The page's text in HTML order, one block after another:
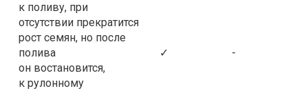
к поливу, при
отсутствии прекратится
рост семян, но после
полива
он востановится,
к рулонному
✓ -